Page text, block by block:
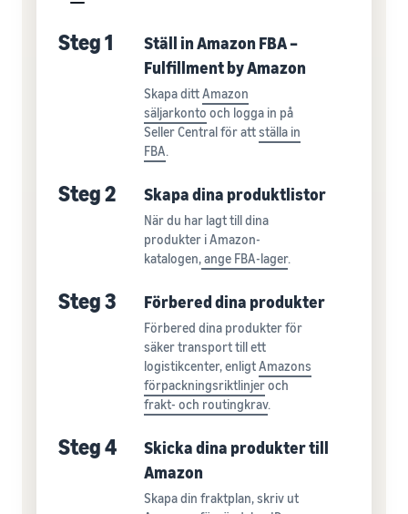
Steg 1
Ställ in Amazon FBA –
Fulfillment by Amazon
Skapa dittAmazon
säljarkonto och logga in på
Seller Central för attställa in
FBA.
Steg 2 Skapa dina produktlistor
När du har lagt till dina
produkter i Amazon-
katalogen,ange FBA-lager.
Steg 3 Förbered dina produkter
Förbered dina produkter för
säker transport till ett
logistikcenter, enligtAmazons
förpackningsriktlinjeroch
frakt- och routingkrav.
Steg 4
Skicka dina produkter till
Amazon
Skapa din fraktplan, skriv ut